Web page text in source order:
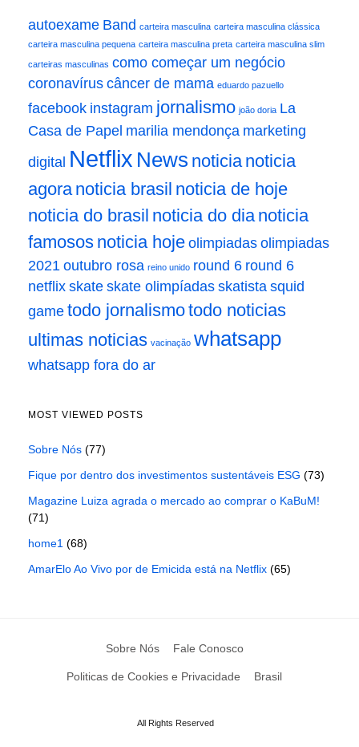
autoexame Band carteira masculina carteira masculina clássica
carteira masculina pequena carteira masculina preta carteira masculina slim
carteiras masculinas como começar um negócio
coronavírus câncer de mama eduardo pazuello
facebook instagram jornalismo joão doria La
Casa de Papel marilia mendonça marketing
digital Netflix News noticia noticia
agora noticia brasil noticia de hoje
noticia do brasil noticia do dia noticia
famosos noticia hoje olimpiadas olimpiadas
2021 outubro rosa reino unido round 6 round 6
netflix skate skate olimpíadas skatista squid
game todo jornalismotodo noticias
ultimas noticias vacinação whatsapp
whatsapp fora do ar
MOST VIEWED POSTS
Sobre Nós (77)
Fique por dentro dos investimentos sustentáveis ESG (73)
Magazine Luiza agrada o mercado ao comprar o KaBuM!
(71)
home1 (68)
AmarElo Ao Vivo por de Emicida está na Netflix (65)
Sobre Nós Fale Conosco
Politicas de Cookies e Privacidade Brasil
All Rights Reserved